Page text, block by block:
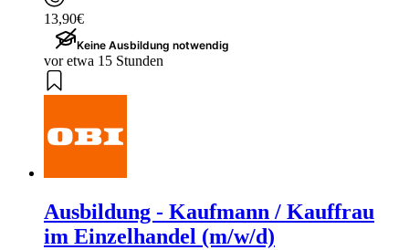
13,90€
Keine Ausbildung notwendig
vor etwa 15 Stunden
Ausbildung - Kaufmann / Kauffrau
im Einzelhandel (m/w/d)